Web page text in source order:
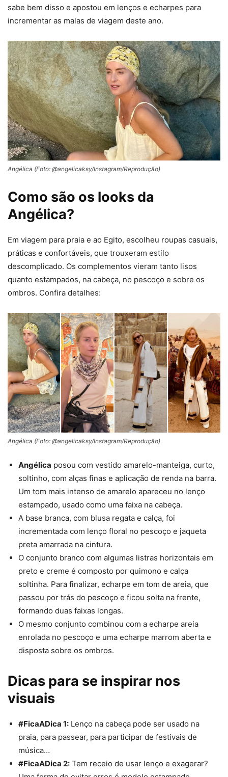
sabe bem disso e apostou em lenços e echarpes para
incrementar as malas de viagem deste ano.
Angélica (Foto: @angelicaksy/Instagram/Reprodução)
Como são os looks da
Angélica?
Em viagem para praia e ao Egito, escolheu roupas casuais,
práticas e confortáveis, que trouxeram estilo
descomplicado. Os complementos vieram tanto lisos
quanto estampados, na cabeça, no pescoço e sobre os
ombros. Confira detalhes:
Angélica (Foto: @angelicaksy/Instagram/Reprodução)
Angélica posou com vestido amarelo-manteiga, curto,
soltinho, com alças finas e aplicação de renda na barra.
Um tom mais intenso de amarelo apareceu no lenço
estampado, usado como uma faixa na cabeça.
A base branca, com blusa regata e calça, foi
incrementada com lenço floral no pescoço e jaqueta
preta amarrada na cintura.
O conjunto branco com algumas listras horizontais em
preto e creme é composto por quimono e calça
soltinha. Para finalizar, echarpe em tom de areia, que
passou por trás do pescoço e ficou solta na frente,
formando duas faixas longas.
O mesmo conjunto combinou com a echarpe areia
enrolada no pescoço e uma echarpe marrom aberta e
disposta sobre os ombros.
Dicas para se inspirar nos
visuais
#FicaADica 1: Lenço na cabeça pode ser usado na
praia, para passear, para participar de festivais de
música…
#FicaADica 2: Tem receio de usar lenço e exagerar?